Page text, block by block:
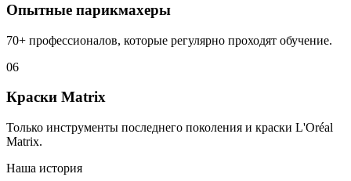
Опытные парикмахеры
70+ профессионалов, которые регулярно проходят обучение.
06
Краски Matrix
Только инструменты последнего поколения и краски L'Oréal
Matrix.
Наша история